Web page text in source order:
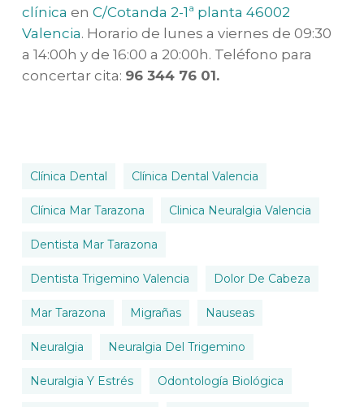
clínica en C/Cotanda 2-1ª planta 46002
Valencia. Horario de lunes a viernes de 09:30
a 14:00h y de 16:00 a 20:00h. Teléfono para
concertar cita: 96 344 76 01.
Clínica Dental Clínica Dental Valencia
Clínica Mar Tarazona Clinica Neuralgia Valencia
Dentista Mar Tarazona
Dentista Trigemino Valencia Dolor De Cabeza
Mar Tarazona Migrañas Nauseas
Neuralgia Neuralgia Del Trigemino
Neuralgia Y Estrés Odontología Biológica